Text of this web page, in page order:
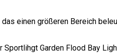
einen größeren Bereich